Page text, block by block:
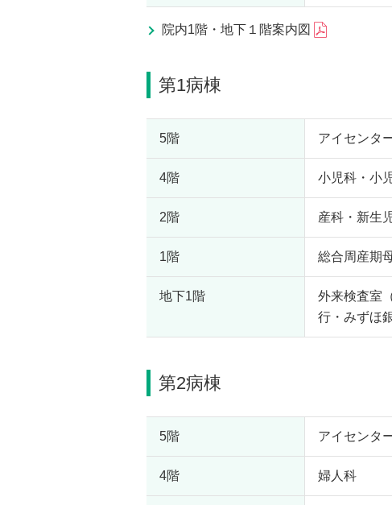
院内1階・地下１階案内図
第1病棟
5階 アイセンタ
4階 小児科・小
2階 産科・新生
1階 総合周産期
地下1階
外来検査室
行・みずほ
第2病棟
5階 アイセンタ
4階 婦人科